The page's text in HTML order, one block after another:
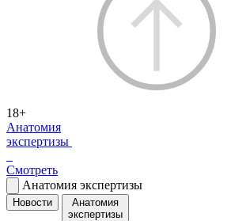
18+
Анатомия
экспертизы
Смотреть
Анатомия экспертизы
Новости
Анатомия
экспертизы